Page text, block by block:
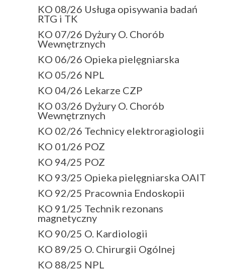
KO 08/26 Usługa opisywania badań
RTG i TK
KO 07/26 Dyżury O. Chorób
Wewnętrznych
KO 06/26 Opieka pielęgniarska
KO 05/26 NPL
KO 04/26 Lekarze CZP
KO 03/26 Dyżury O. Chorób
Wewnętrznych
KO 02/26 Technicy elektroragiologii
KO 01/26 POZ
KO 94/25 POZ
KO 93/25 Opieka pielęgniarska OAIT
KO 92/25 Pracownia Endoskopii
KO 91/25 Technik rezonans
magnetyczny
KO 90/25 O. Kardiologii
KO 89/25 O. Chirurgii Ogólnej
KO 88/25 NPL